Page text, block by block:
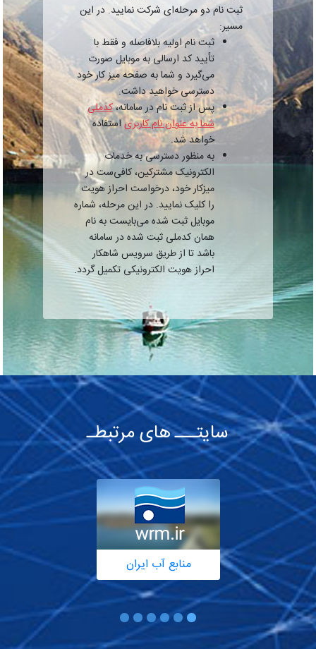
ثبت نام دو مرحله‌ای شرکت نمایید. در این
مسیر:
ثبت نام اولیه بلافاصله و فقط با
تأیید کد ارسالی به موبایل صورت
می‌گیرد و شما به صفحه میز کار خود
دسترسی خواهید داشت.
پس از ثبت نام در سامانه،کدملی
شما به عنوان نام کاربریاستفاده
خواهد شد.
به منظور دسترسی به خدمات
الکترونیک مشترکین، کافی‌ست در
میزکار خود، درخواست احراز هویت
را کلیک نمایید. در این مرحله، شماره
موبایل ثبت شده می‌بایست به نام
همان کدملی ثبت شده در سامانه
باشد تا از طریق سرویس شاهکار
احراز هویت الکترونیکی تکمیل گردد.
سایتـــ های مرتبطـ
منابع آب ایران